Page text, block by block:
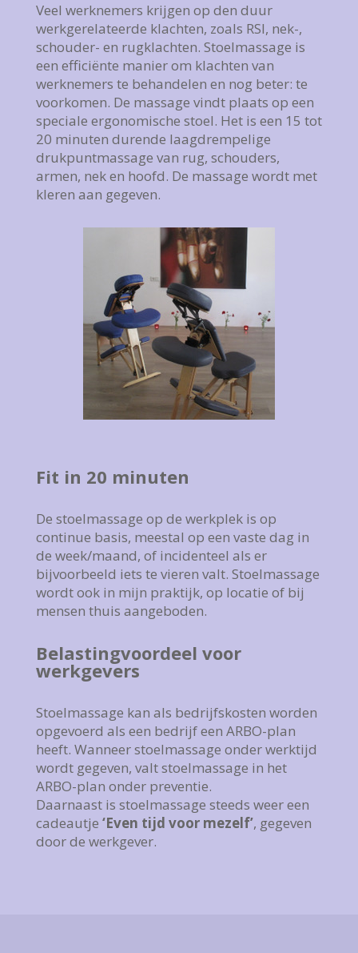
Veel werknemers krijgen op den duur
werkgerelateerde klachten, zoals RSI, nek-,
schouder- en rugklachten. Stoelmassage is
een efficiënte manier om klachten van
werknemers te behandelen en nog beter: te
voorkomen. De massage vindt plaats op een
speciale ergonomische stoel. Het is een 15 tot
20 minuten durende laagdrempelige
drukpuntmassage van rug, schouders,
armen, nek en hoofd. De massage wordt met
kleren aan gegeven.
Fit in 20 minuten
De stoelmassage op de werkplek is op
continue basis, meestal op een vaste dag in
de week/maand, of incidenteel als er
bijvoorbeeld iets te vieren valt. Stoelmassage
wordt ook in mijn praktijk, op locatie of bij
mensen thuis aangeboden.
Belastingvoordeel voor
werkgevers
Stoelmassage kan als bedrijfskosten worden
opgevoerd als een bedrijf een ARBO-plan
heeft. Wanneer stoelmassage onder werktijd
wordt gegeven, valt stoelmassage in het
ARBO-plan onder preventie.
Daarnaast is stoelmassage steeds weer een
cadeautje ‘Even tijd voor mezelf’, gegeven
door de werkgever.